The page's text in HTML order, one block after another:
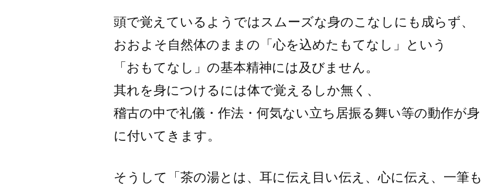
頭で覚えているようではスムーズな身のこなしにも成らず、
おおよそ自然体のままの「心を込めたもてなし」という
「おもてなし」の基本精神には及びません。
其れを身につけるには体で覚えるしか無く、
稽古の中で礼儀・作法・何気ない立ち居振る舞い等の動作が身
に付いてきます。
そうして「茶の湯とは、耳に伝え目い伝え、心に伝え、一筆も